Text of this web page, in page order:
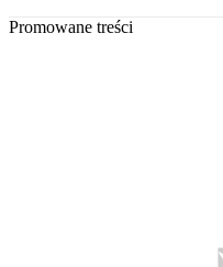
Promowane treści